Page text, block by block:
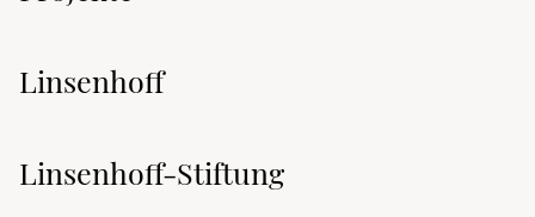
Linsenhoff
Linsenhoff-Stiftung